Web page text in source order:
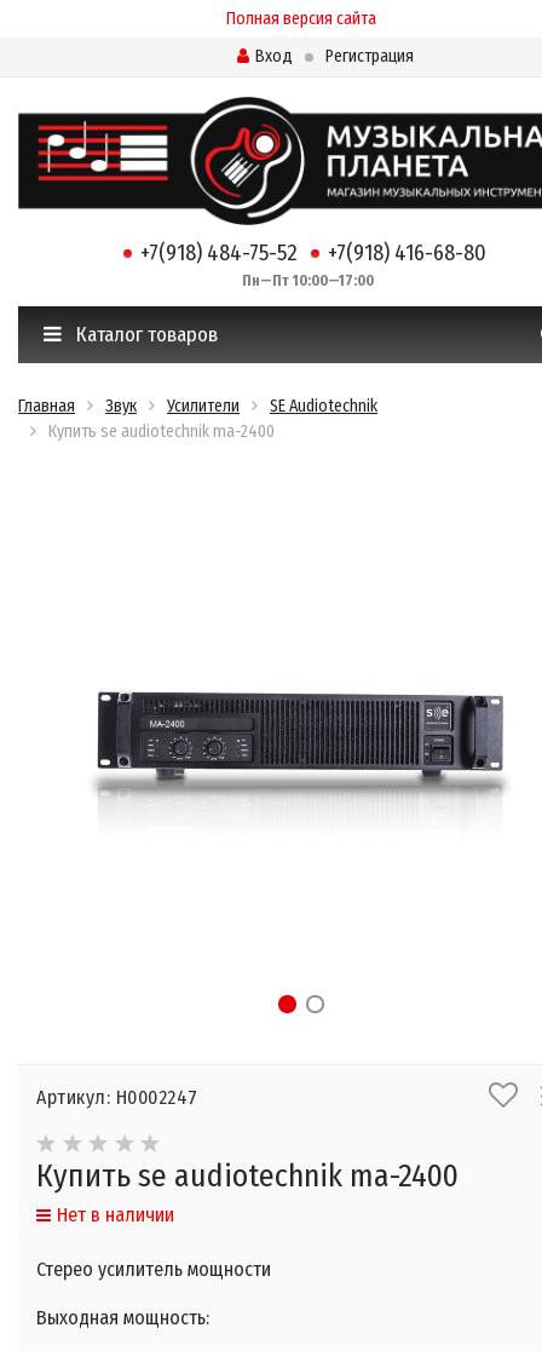
Полная версия сайта
Вход
Регистрация
+7(918) 484-75-52 +7(918) 416-68-80
Пн—Пт 10:00—17:00
Каталог товаров
Главная Звук Усилители
SE Audiotechnik
Купить se audiotechnik ma-2400
Артикул: Н0002247
Купить se audiotechnik ma-2400
Нет в наличии
Стерео усилитель мощности
Выходная мощность: